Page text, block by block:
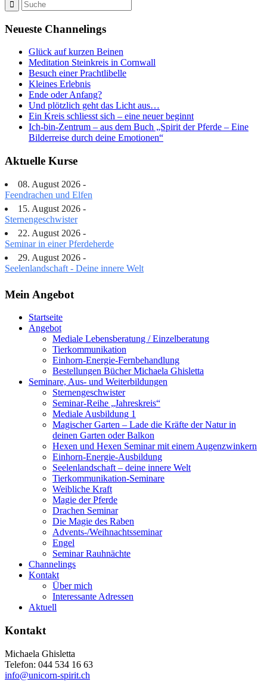
Neueste Channelings
Glück auf kurzen Beinen
Meditation Steinkreis in Cornwall
Besuch einer Prachtlibelle
Kleines Erlebnis
Ende oder Anfang?
Und plötzlich geht das Licht aus…
Ein Kreis schliesst sich – eine neuer beginnt
Ich-bin-Zentrum – aus dem Buch „Spirit der Pferde – Eine
Bilderreise durch deine Emotionen“
Aktuelle Kurse
08. August 2026 -
Feendrachen und Elfen
15. August 2026 -
Sternengeschwister
22. August 2026 -
Seminar in einer Pferdeherde
29. August 2026 -
Seelenlandschaft - Deine innere Welt
Mein Angebot
Startseite
Angebot
Mediale Lebensberatung / Einzelberatung
Tierkommunikation
Einhorn-Energie-Fernbehandlung
Bestellungen Bücher Michaela Ghisletta
Seminare, Aus- und Weiterbildungen
Sternengeschwister
Seminar-Reihe „Jahreskreis“
Mediale Ausbildung 1
Magischer Garten – Lade die Kräfte der Natur in
deinen Garten oder Balkon
Hexen und Hexen Seminar mit einem Augenzwinkern
Einhorn-Energie-Ausbildung
Seelenlandschaft – deine innere Welt
Tierkommunikation-Seminare
Weibliche Kraft
Magie der Pferde
Drachen Seminar
Die Magie des Raben
Advents-/Weihnachtsseminar
Engel
Seminar Rauhnächte
Channelings
Kontakt
Über mich
Interessante Adressen
Aktuell
Kontakt
Michaela Ghisletta
Telefon: 044 534 16 63
info@unicorn-spirit.ch